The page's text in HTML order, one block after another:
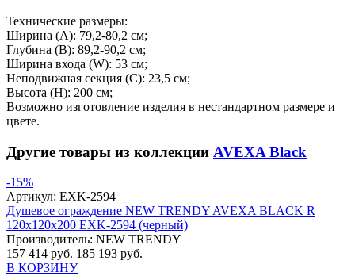
Технические размеры:
Ширина (A): 79,2-80,2 см;
Глубина (B): 89,2-90,2 см;
Ширина входа (W): 53 см;
Неподвижная секция (С): 23,5 см;
Высота (H): 200 см;
Возможно изготовление изделия в нестандартном размере и
цвете.
Другие товары из коллекции AVEXA Black
-15%
Артикул: EXK-2594
Душевое ограждение NEW TRENDY AVEXA BLACK R
120x120x200 EXK-2594 (черный)
Производитель: NEW TRENDY
157 414 руб. 185 193 руб.
В КОРЗИНУ